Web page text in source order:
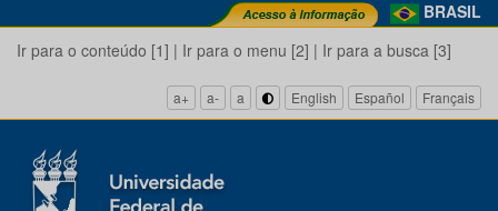
BRASIL
Ir para o conteúdo [1] | Ir para o menu [2] | Ir para a busca [3]
a+ a- a English Español Français